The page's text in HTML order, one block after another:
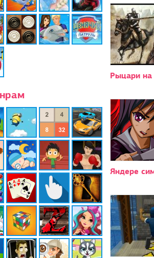
Рыцари на
Яндере